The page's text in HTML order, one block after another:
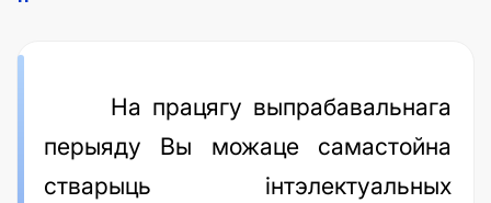
На працягу выпрабавальнага
перыяду Вы можаце самастойна
стварыць інтэлектуальных